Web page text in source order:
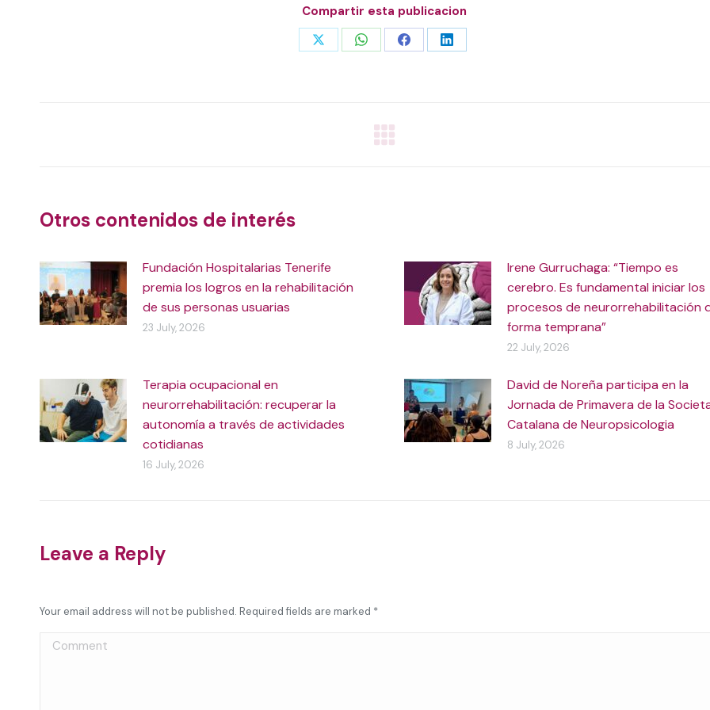
Compartir esta publicacion
Share Share Share Share
Otros contenidos de interés
Fundación Hospitalarias Tenerife
premia los logros en la rehabilitación
de sus personas usuarias
23 July, 2026
Irene Gurruchaga: “Tiempo es
cerebro. Es fundamental iniciar los
procesos de neurorrehabilitación
forma temprana”
22 July, 2026
Terapia ocupacional en
neurorrehabilitación: recuperar la
autonomía a través de actividades
cotidianas
16 July, 2026
David de Noreña participa en la
Jornada de Primavera de la
Catalana de Neuropsicologia
8 July, 2026
Leave a Reply
Your email address will not be published. Required fields are marked *
Comment